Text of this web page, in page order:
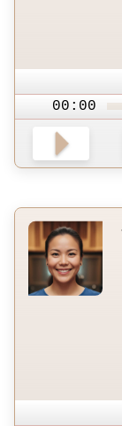
00:00